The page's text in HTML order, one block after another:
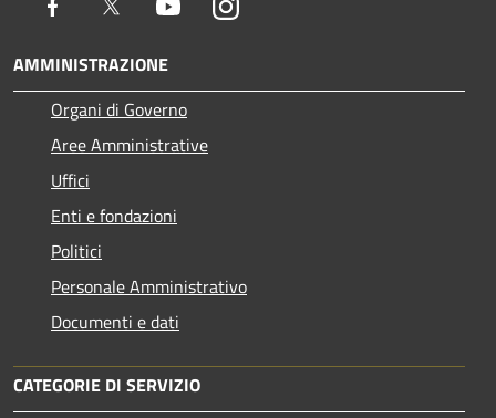
AMMINISTRAZIONE
Organi di Governo
Aree Amministrative
Uffici
Enti e fondazioni
Politici
Personale Amministrativo
Documenti e dati
CATEGORIE DI SERVIZIO